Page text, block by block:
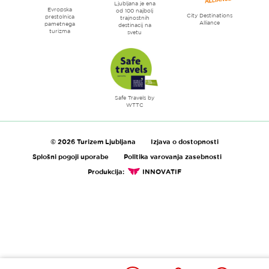
Evropska
prestolnica
pametnega
turizma
Ljubljana je ena
od 100 najbolj
trajnostnih
destinacij na
svetu
City Destinations
Alliance
Safe Travels by
WTTC
© 2026 Turizem Ljubljana
Izjava o dostopnosti
Splošni pogoji uporabe
Politika varovanja zasebnosti
Produkcija:
INNOVATIF